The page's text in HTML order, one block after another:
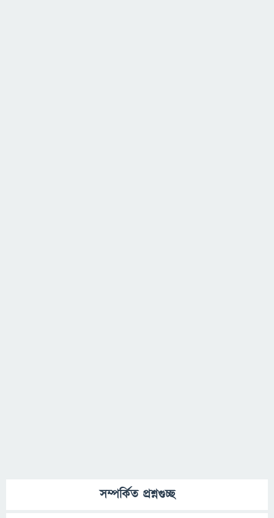
সম্পর্কিত প্রশ্নগুচ্ছ